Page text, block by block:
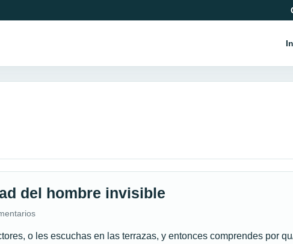
del hombre invisible
o les escuchas en las terrazas, y entonces comprendes por